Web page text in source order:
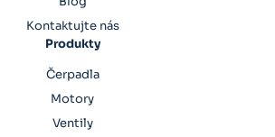
Kontaktujte nás
Produkty
Čerpadla
Motory
Ventily